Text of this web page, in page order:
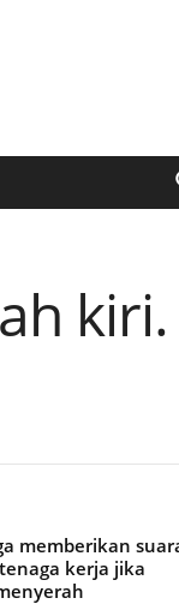
kiri.
memberikan
kerja jika